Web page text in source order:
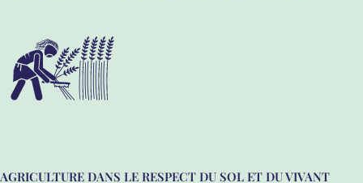
AGRICULTURE DANS LE RESPECT DU SOL ET DU VIVANT